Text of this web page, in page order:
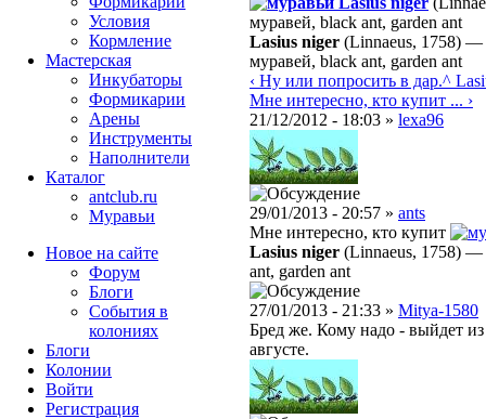
муравей, black ant, garden ant
Lasius niger (Linnaeus, 1758) —
муравей, black ant, garden ant
‹ Ну или попросить в дар.^
Мне интересно, кто купит ... ›
21/12/2012 - 18:03 » lexa96
29/01/2013 - 20:57 » ants
Мне интересно, кто купит
Lasius niger (Linnaeus, 1758) —
ant, garden ant
27/01/2013 - 21:33 » Mitya-1580
Бред же. Кому надо - выйдет
августе.
Условия
Кормление
Мастерская
Инкубаторы
Формикарии
Арены
Инструменты
Наполнители
Каталог
antclub.ru
Муравьи
Новое на сайте
Форум
Блоги
События в
колониях
Блоги
Колонии
Войти
Peгиcтpaция